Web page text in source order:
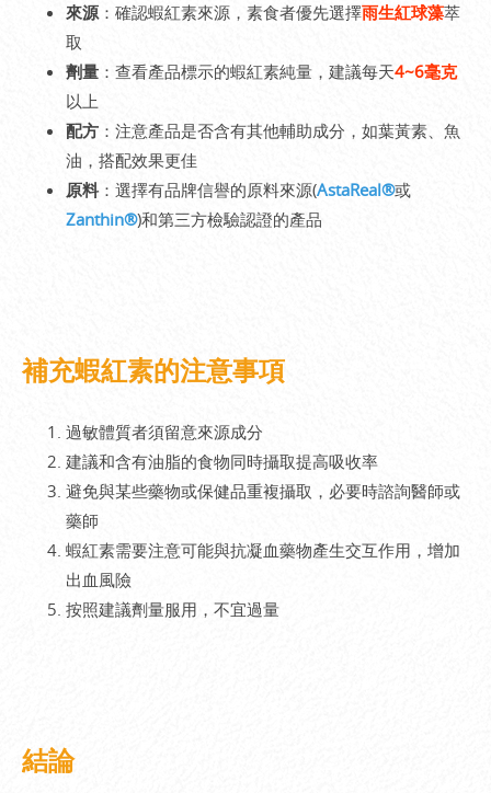
來源：確認蝦紅素來源，素食者優先選擇雨生紅球藻萃
取
劑量 ：查看產品標示的蝦紅素純量，建議每天4~6毫克
以上
配方 ：注意產品是否含有其他輔助成分，如葉黃素、魚
油，搭配效果更佳
原料 ：選擇有品牌信譽的原料來源(AstaReal®或
Zanthin®)和第三方檢驗認證的產品
補充蝦紅素的注意事項
過敏體質者須留意來源成分
建議和含有油脂的食物同時攝取提高吸收率
避免與某些藥物或保健品重複攝取，必要時諮詢醫師或
藥師
蝦紅素需要注意可能與抗凝血藥物產生交互作用，增加
出血風險
按照建議劑量服用，不宜過量
結論